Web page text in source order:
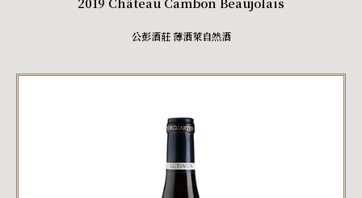
公彭酒莊 薄酒萊自然酒